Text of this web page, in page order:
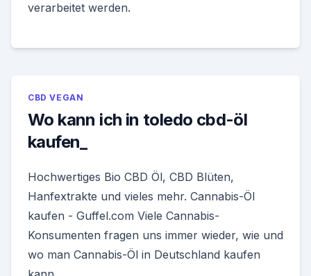
verarbeitet werden.
CBD VEGAN
Wo kann ich in toledo cbd-öl
kaufen_
Hochwertiges Bio CBD Öl, CBD Blüten,
Hanfextrakte und vieles mehr. Cannabis-Öl
kaufen - Guffel.com Viele Cannabis-
Konsumenten fragen uns immer wieder, wie und
wo man Cannabis-Öl in Deutschland kaufen